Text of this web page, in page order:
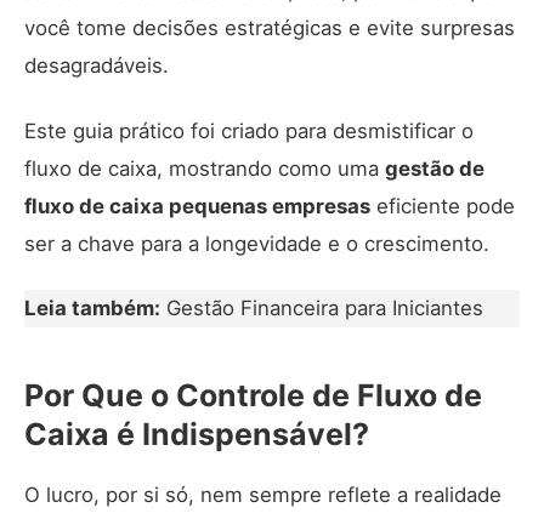
você tome decisões estratégicas e evite surpresas
desagradáveis.
Este guia prático foi criado para desmistificar o
fluxo de caixa, mostrando como uma gestão de
fluxo de caixa pequenas empresas eficiente pode
ser a chave para a longevidade e o crescimento.
Leia também: Gestão Financeira para Iniciantes
Por Que o Controle de Fluxo de
Caixa é Indispensável?
O lucro, por si só, nem sempre reflete a realidade